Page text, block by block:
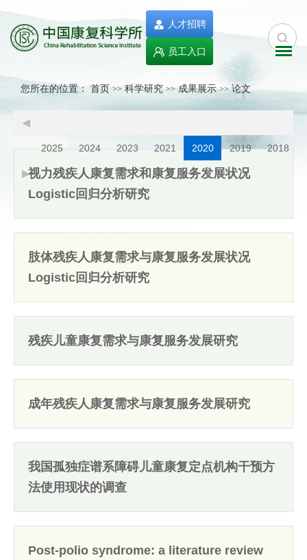
人才招聘
员工入口
您所在的位置： 首页 >> 科学研究 >> 成果展示 >> 论文
2025 2024 2023 2021 2020 2019 2018
视力残疾人康复需求和康复服务发展状况
Logistic回归分析研究
肢体残疾人康复需求与康复服务发展状况
Logistic回归分析研究
残疾儿童康复需求与康复服务发展研究
成年残疾人康复需求与康复服务发展研究
我国孤独症谱系障碍儿童康复定点机构干预方
法使用现状的调查
Post-polio syndrome: a literature review